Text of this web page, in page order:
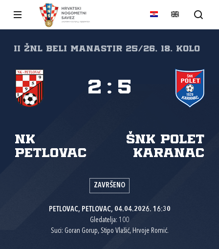
II ŽNL Beli Manastir 25/26, 18. kolo
NK
Petlovac
ŠNK Polet
Karanac
2 : 5
ZAVRŠENO
PETLOVAC, PETLOVAC, 04.04.2026. 16:30
Gledatelja: 100
Suci: Goran Gorup, Stipo Vlašić, Hrvoje Romić.